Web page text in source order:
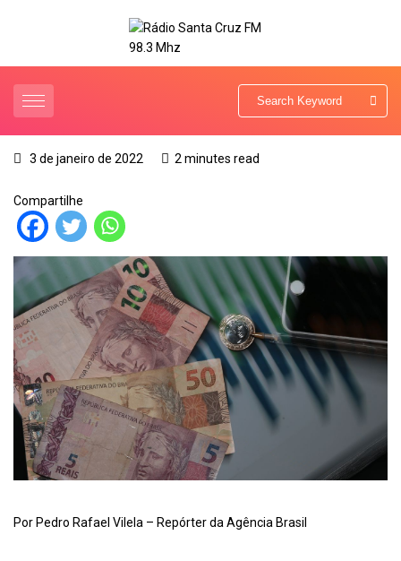
3 de janeiro de 2022 2 minutes read
Compartilhe
Por Pedro Rafael Vilela – Repórter da Agência Brasil